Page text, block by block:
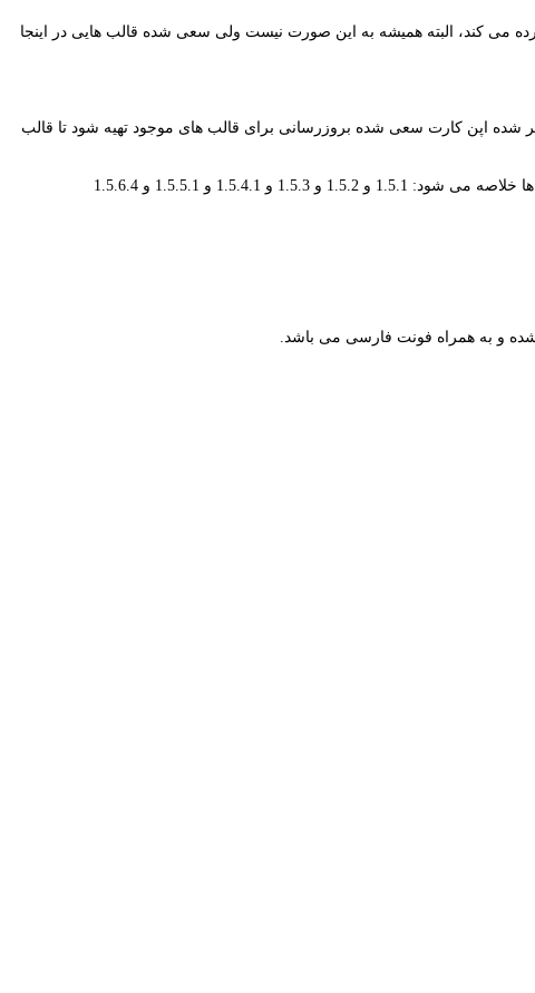
می کند، البته همیشه به این صورت نیست ولی سعی شده قالب هایی در اینجا
1.4 و 1.5 و 2 و 3 و 4 تقسیم می شوند که طبق نسخه های منتشر شده اپن کارت سعی شده بروزرسانی برای قالب های موجود تهیه شود تا قالب
ها خلاصه می شود: 1.5.1 و 1.5.2 و 1.5.3 و 1.5.4.1 و 1.5.5.1 و 1.5.6.4
و به همراه فونت فارسی می باشد.